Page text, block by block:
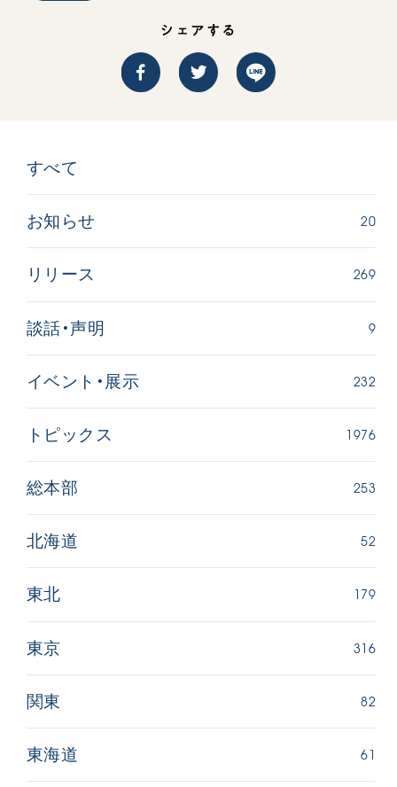
【被爆証言】「原爆の子」として生きた80年
証言
文化
シェアする
すべて
お知らせ 20
リリース 269
談話・声明 9
イベント・展示 232
トピックス 1976
総本部 253
北海道 52
東北 179
東京 316
関東 82
東海道 61